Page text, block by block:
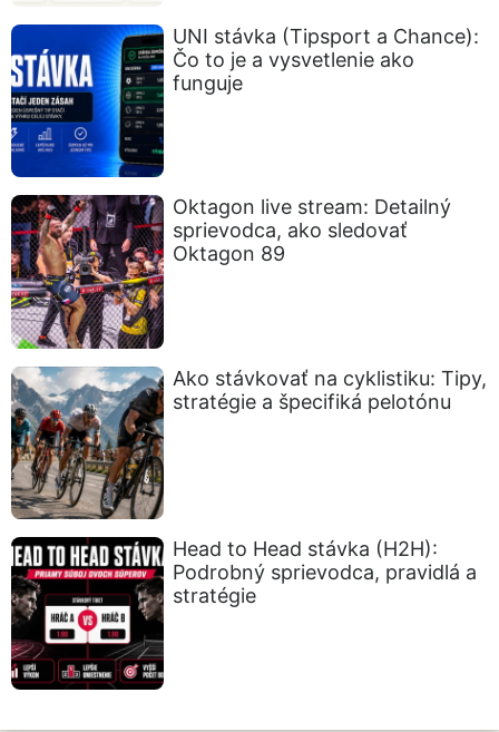
UNI stávka (Tipsport a Chance):
Čo to je a vysvetlenie ako
funguje
Oktagon live stream: Detailný
sprievodca, ako sledovať
Oktagon 89
Ako stávkovať na cyklistiku: Tipy,
stratégie a špecifiká pelotónu
Head to Head stávka (H2H):
Podrobný sprievodca, pravidlá a
stratégie